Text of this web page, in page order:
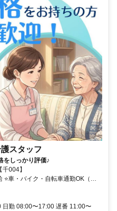
スタッフ
をしっかり評価♪
004】
⭐車・バイク・自転車通勤OK（無
勤 08:00〜17:00 遅番 11:00〜